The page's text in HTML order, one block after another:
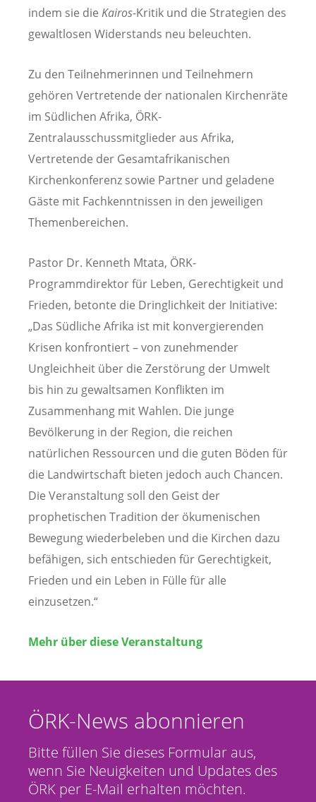
indem sie die Kairos-Kritik und die Strategien des
gewaltlosen Widerstands neu beleuchten.
Zu den Teilnehmerinnen und Teilnehmern
gehören Vertretende der nationalen Kirchenräte
im Südlichen Afrika, ÖRK-
Zentralausschussmitglieder aus Afrika,
Vertretende der Gesamtafrikanischen
Kirchenkonferenz sowie Partner und geladene
Gäste mit Fachkenntnissen in den jeweiligen
Themenbereichen.
Pastor Dr. Kenneth Mtata, ÖRK-
Programmdirektor für Leben, Gerechtigkeit und
Frieden, betonte die Dringlichkeit der Initiative:
„Das Südliche Afrika ist mit konvergierenden
Krisen konfrontiert – von zunehmender
Ungleichheit über die Zerstörung der Umwelt
bis hin zu gewaltsamen Konflikten im
Zusammenhang mit Wahlen. Die junge
Bevölkerung in der Region, die reichen
natürlichen Ressourcen und die guten Böden für
die Landwirtschaft bieten jedoch auch Chancen.
Die Veranstaltung soll den Geist der
prophetischen Tradition der ökumenischen
Bewegung wiederbeleben und die Kirchen dazu
befähigen, sich entschieden für Gerechtigkeit,
Frieden und ein Leben in Fülle für alle
einzusetzen.“
Mehr über diese Veranstaltung
ÖRK-News abonnieren
Bitte füllen Sie dieses Formular aus,
wenn Sie Neuigkeiten und Updates des
ÖRK per E-Mail erhalten möchten.